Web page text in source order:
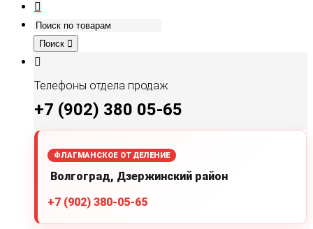
Поиск
Телефоны отдела продаж
+7 (902) 380 05-65
ФЛАГМАНСКОЕ ОТДЕЛЕНИЕ
Волгоград, Дзержинский район
+7 (902) 380-05-65